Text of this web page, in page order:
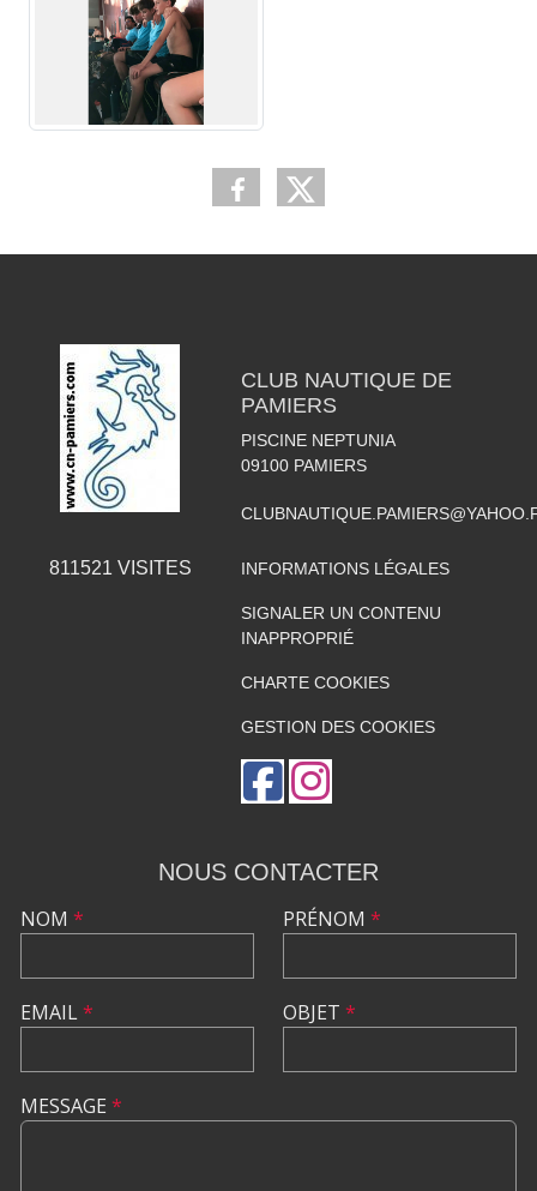
811521 VISITES
CLUB NAUTIQUE DE
PAMIERS
PISCINE NEPTUNIA
09100 PAMIERS
INFORMATIONS LÉGALES
SIGNALER UN CONTENU
INAPPROPRIÉ
CHARTE COOKIES
GESTION DES COOKIES
NOUS CONTACTER
NOM *
EMAIL*
PRÉNOM *
OBJET *
MESSAGE *